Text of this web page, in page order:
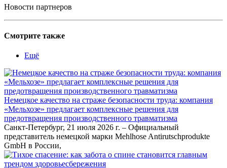
Новости партнеров
Смотрите также
Ещё
Немецкое качество на страже безопасности труда: компания
«Мельхозе» предлагает комплексные решения для
предотвращения производственного травматизма
Санкт-Петербург, 21 июля 2026 г. – Официальный
представитель немецкой марки Mehlhose Antirutschprodukte
GmbH в России,